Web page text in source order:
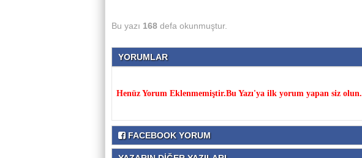
Bu yazı 168 defa okunmuştur.
YORUMLAR
Henüz Yorum Eklenmemiştir.Bu Yazı'ya ilk yorum yapan siz olun.
FACEBOOK YORUM